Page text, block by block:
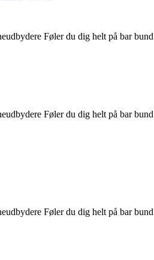
Føler du dig helt på bar bund
Føler du dig helt på bar bund
Føler du dig helt på bar bund